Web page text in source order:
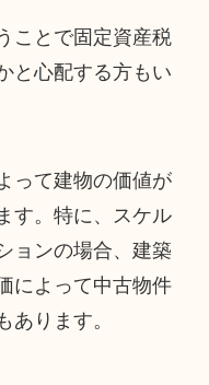
ことで固定資産税
と心配する方もい
って建物の価値が
す。特に、スケル
ョンの場合、建築
によって中古物件
あります。